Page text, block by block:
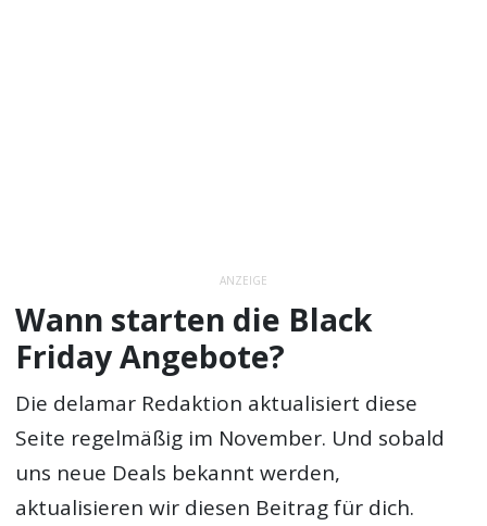
ANZEIGE
Wann starten die Black
Friday Angebote?
Die delamar Redaktion aktualisiert diese
Seite regelmäßig im November. Und sobald
uns neue Deals bekannt werden,
aktualisieren wir diesen Beitrag für dich.